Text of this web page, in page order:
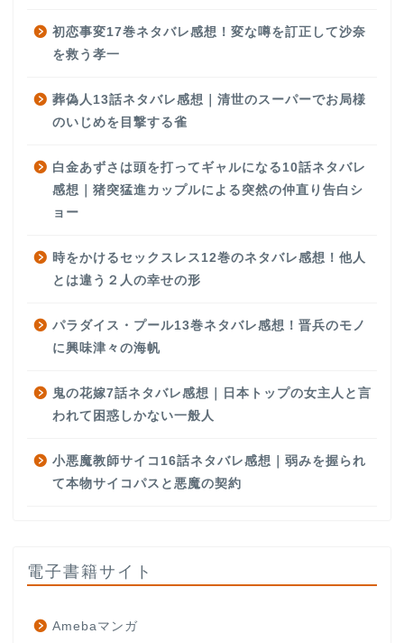
初恋事変17巻ネタバレ感想！変な噂を訂正して沙奈
を救う孝一
葬偽人13話ネタバレ感想｜清世のスーパーでお局様
のいじめを目撃する雀
白金あずさは頭を打ってギャルになる10話ネタバレ
感想｜猪突猛進カップルによる突然の仲直り告白シ
ョー
時をかけるセックスレス12巻のネタバレ感想！他人
とは違う２人の幸せの形
パラダイス・プール13巻ネタバレ感想！晋兵のモノ
に興味津々の海帆
鬼の花嫁7話ネタバレ感想｜日本トップの女主人と言
われて困惑しかない一般人
小悪魔教師サイコ16話ネタバレ感想｜弱みを握られ
て本物サイコパスと悪魔の契約
電子書籍サイト
Amebaマンガ